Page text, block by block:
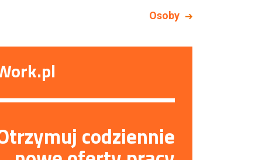
Osoby
codziennie